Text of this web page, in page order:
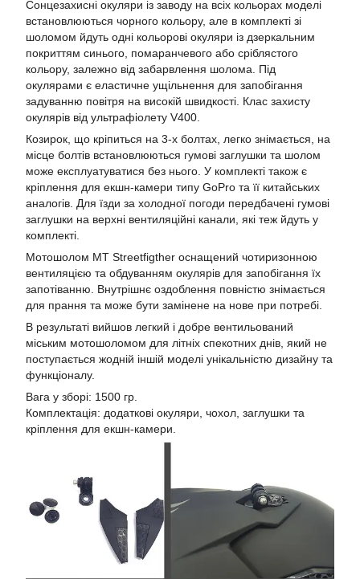
Сонцезахисні окуляри із заводу на всіх кольорах моделі
встановлюються чорного кольору, але в комплекті зі
шоломом йдуть одні кольорові окуляри із дзеркальним
покриттям синього, помаранчевого або сріблястого
кольору, залежно від забарвлення шолома. Під
окулярами є еластичне ущільнення для запобігання
задуванню повітря на високій швидкості. Клас захисту
окулярів від ультрафіолету V400.
Козирок, що кріпиться на 3-х болтах, легко знімається, на
місце болтів встановлюються гумові заглушки та шолом
може експлуатуватися без нього. У комплекті також є
кріплення для екшн-камери типу GoPro та її китайських
аналогів. Для їзди за холодної погоди передбачені гумові
заглушки на верхні вентиляційні канали, які теж йдуть у
комплекті.
Мотошолом MT Streetfigther оснащений чотиризонною
вентиляцією та обдуванням окулярів для запобігання їх
запотіванню. Внутрішнє оздоблення повністю знімається
для прання та може бути замінене на нове при потребі.
В результаті вийшов легкий і добре вентильований
міським мотошоломом для літніх спекотних днів, який не
поступається жодній іншій моделі унікальністю дизайну та
функціоналу.
Вага у зборі: 1500 гр.
Комплектація: додаткові окуляри, чохол, заглушки та
кріплення для екшн-камери.